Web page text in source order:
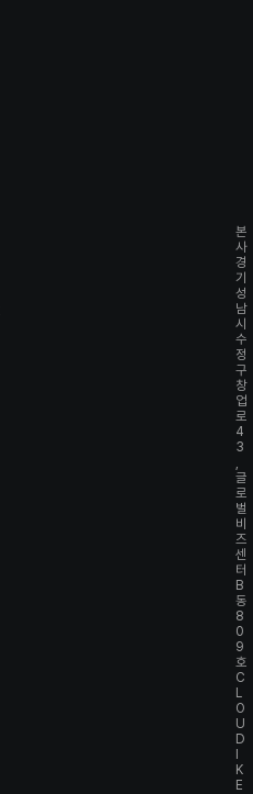
본
사
경
기
성
남
시
수
정
구
창
업
로
4
3
글
로
벌
비
즈
센
터
B
동
8
0
9
호
C
L
O
U
D
K
E